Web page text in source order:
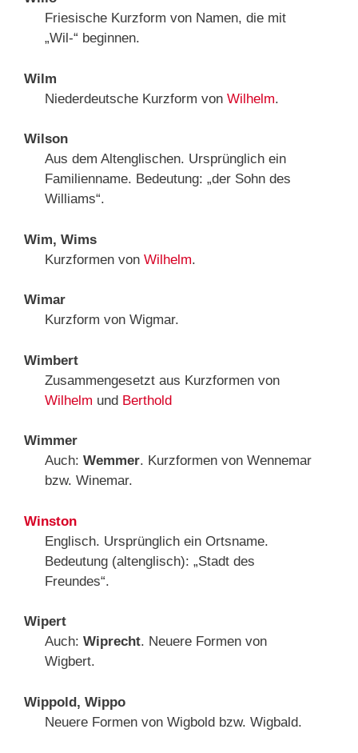
Friesische Kurzform von Namen, die mit
„Wil-“ beginnen.
Wilm
Niederdeutsche Kurzform von Wilhelm.
Wilson
Aus dem Altenglischen. Ursprünglich ein
Familienname. Bedeutung: „der Sohn des
Williams“.
Wim, Wims
Kurzformen von Wilhelm.
Wimar
Kurzform von Wigmar.
Wimbert
Zusammengesetzt aus Kurzformen von
Wilhelm und Berthold
Wimmer
Auch: Wemmer. Kurzformen von Wennemar
bzw. Winemar.
Winston
Englisch. Ursprünglich ein Ortsname.
Bedeutung (altenglisch): „Stadt des
Freundes“.
Wipert
Auch: Wiprecht. Neuere Formen von
Wigbert.
Wippold, Wippo
Neuere Formen von Wigbold bzw. Wigbald.